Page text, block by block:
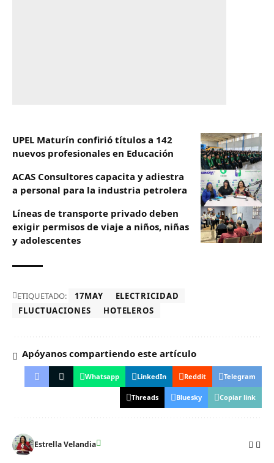
UPEL Maturín confirió títulos a 142
nuevos profesionales en Educación
ACAS Consultores capacita y adiestra
a personal para la industria petrolera
Líneas de transporte privado deben
exigir permisos de viaje a niños, niñas
y adolescentes
ETIQUETADO: 17MAY
ELECTRICIDAD
FLUCTUACIONES
HOTELEROS
Apóyanos compartiendo este artículo
Whatsapp LinkedIn Reddit Telegram
Threads Bluesky Copiar link
Estrella Velandia